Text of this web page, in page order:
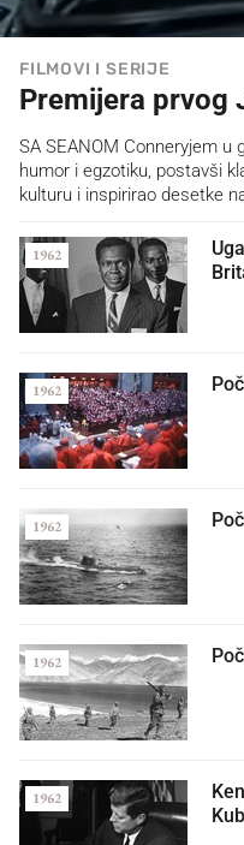
FILMOVI I SERIJE
Premijera prvog
SA SEANOM Conneryjem u
humor i egzotiku, postavši
kulturu i inspirirao desetke
1962
1962
1962
1962
1962